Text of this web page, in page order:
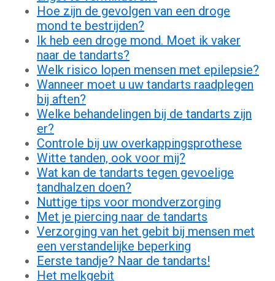
Hoe zijn de gevolgen van een droge
mond te bestrijden?
Ik heb een droge mond. Moet ik vaker
naar de tandarts?
Welk risico lopen mensen met epilepsie?
Wanneer moet u uw tandarts raadplegen
bij aften?
Welke behandelingen bij de tandarts zijn
er?
Controle bij uw overkappingsprothese
Witte tanden, ook voor mij?
Wat kan de tandarts tegen gevoelige
tandhalzen doen?
Nuttige tips voor mondverzorging
Met je piercing naar de tandarts
Verzorging van het gebit bij mensen met
een verstandelijke beperking
Eerste tandje? Naar de tandarts!
Het melkgebit